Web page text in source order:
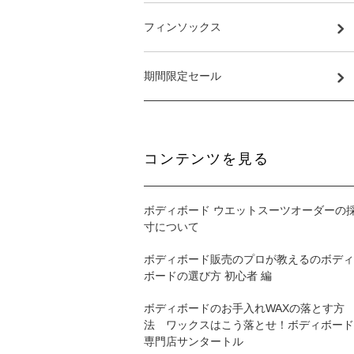
フィンソックス
期間限定セール
コンテンツを見る
ボディボード ウエットスーツオーダーの
寸について
ボディボード販売のプロが教えるのボディ
ボードの選び方 初心者 編
ボディボードのお手入れWAXの落とす方
法 ワックスはこう落とせ！ボディボード
専門店サンタートル